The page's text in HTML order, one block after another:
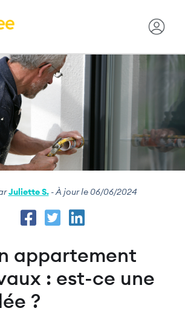
Aller
au
contenu
principal
Juliette S.- À jour le 06/06/2024
appartement
: est-ce une
?